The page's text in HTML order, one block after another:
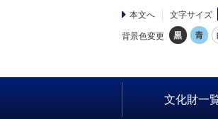
本文へ 文字サイズ
背景色変更
文化財一